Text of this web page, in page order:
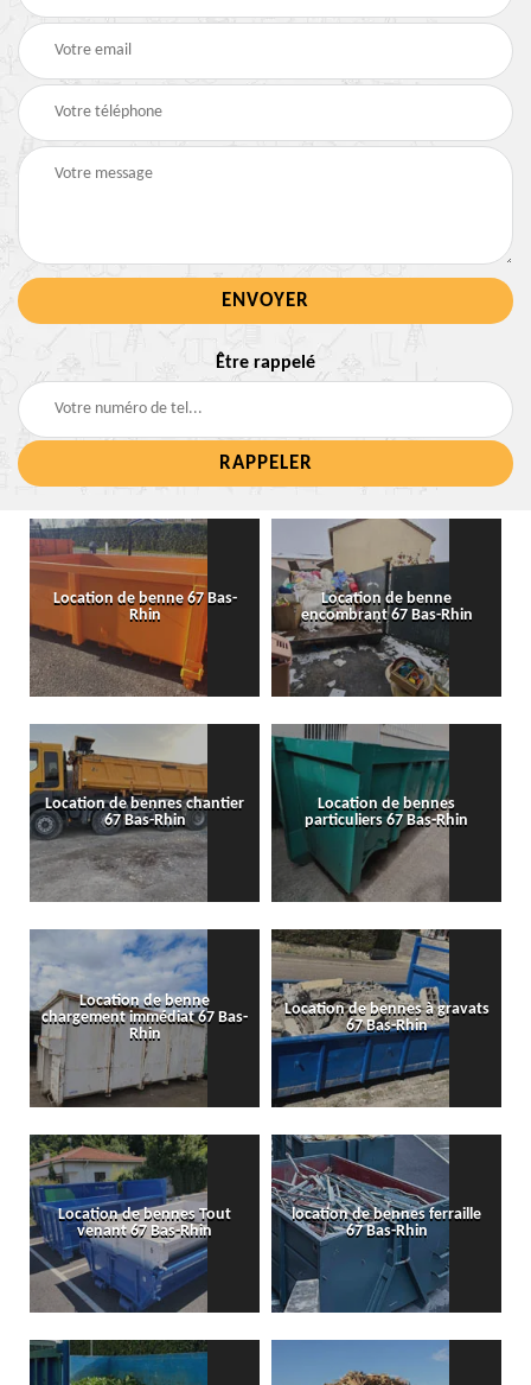
Être rappelé
Location de benne 67 Bas-
Rhin
Location de benne
encombrant 67 Bas-Rhin
Location de bennes chantier
67 Bas-Rhin
Location de bennes
particuliers 67 Bas-Rhin
Location de benne
chargement immédiat 67 Bas-
Rhin
Location de bennes à gravats
67 Bas-Rhin
Location de bennes Tout
venant 67 Bas-Rhin
location de bennes ferraille
67 Bas-Rhin